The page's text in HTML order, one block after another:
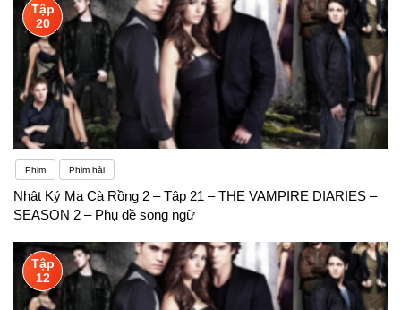
Tập
20
Phim Phim hài
Nhật Ký Ma Cà Rồng 2 – Tập 21 – THE VAMPIRE DIARIES –
SEASON 2 – Phụ đề song ngữ
Tập
12